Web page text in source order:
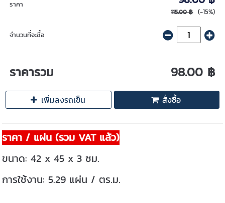
ราคา
115.00 ฿ (-15%)
จำนวนที่จะซื้อ
ราคารวม 98.00 ฿
เพิ่มลงรถเข็น สั่งซื้อ
ราคา / แผ่น (รวม VAT แล้ว)
ขนาด: 42 x 45 x 3 ซม.
การใช้งาน: 5.29 แผ่น / ตร.ม.